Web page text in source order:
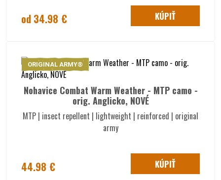
od 34.98 € KÚPIŤ
ORIGINAL ARMY®
Nohavice Combat Warm Weather - MTP camo -
orig. Anglicko, NOVÉ
MTP | insect repellent | lightweight | reinforced | original
army
44.98 € KÚPIŤ